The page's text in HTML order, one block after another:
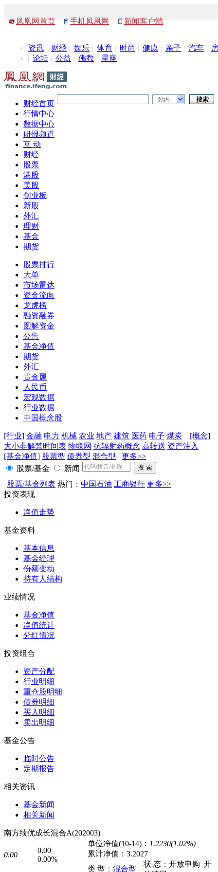
凤凰网首页 手机凤凰网 新闻客户端
资讯 财经 娱乐 体育 时尚 健康 亲子 汽车
论坛
公益 佛教 星座
站内
财经首页
行情中心
数据中心
研报频道
互 动
财经
股票
港股
美股
创业板
新股
外汇
理财
基金
期货
股票排行
大单
市场雷达
资金流向
龙虎榜
融资融券
图解资金
公告
基金净值
期货
外汇
贵金属
人民币
宏观数据
行业数据
中国概念股
[行业] 金融 电力 机械 农业 地产 建筑 医药 电子 煤炭
[概念]
大小非解禁时间表 物联网 抗辐射药概念 高转送 资产注入
[基金净值] 股票型 债券型 混合型
更多>>
股票/基金
新闻
股票/基金列表 热门： 中国石油 工商银行 更多>>
投资表现
净值走势
基金资料
基本信息
基金经理
份额变动
持有人结构
业绩情况
基金净值
净值统计
分红情况
投资组合
资产分配
行业明细
重仓股明细
债券明细
买入明细
卖出明细
基金公告
临时公告
定期报告
相关资讯
基金新闻
相关新闻
南方绩优成长混合A(202003)
0.00
0.00
0.00%
单位净值(10-14)： 1.2230(1.02%)
累计净值： 3.2027
类 型： 混合型
状 态： 开放申购 开